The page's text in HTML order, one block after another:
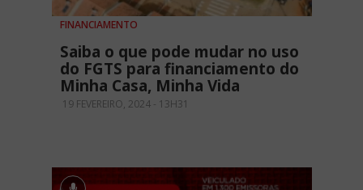
FINANCIAMENTO
Saiba o que pode mudar no uso
do FGTS para financiamento do
Minha Casa, Minha Vida
19 FEVEREIRO, 2024 - 13H31